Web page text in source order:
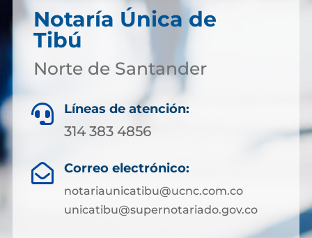
Notaría Única de
Tibú
Norte de Santander
 Líneas de atención:
314 383 4856
 Correo electrónico:
notariaunicatibu@ucnc.com.co
unicatibu@supernotariado.gov.co